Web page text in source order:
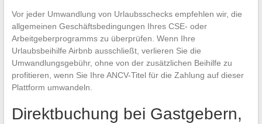
Vor jeder Umwandlung von Urlaubsschecks empfehlen wir, die
allgemeinen Geschäftsbedingungen Ihres CSE- oder
Arbeitgeberprogramms zu überprüfen. Wenn Ihre
Urlaubsbeihilfe Airbnb ausschließt, verlieren Sie die
Umwandlungsgebühr, ohne von der zusätzlichen Beihilfe zu
profitieren, wenn Sie Ihre ANCV-Titel für die Zahlung auf dieser
Plattform umwandeln.
Direktbuchung bei Gastgebern,